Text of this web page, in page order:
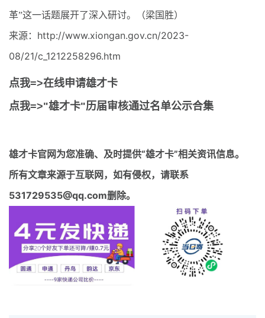
革”这一话题展开了深入研讨。（梁国胜）
来源：http://www.xiongan.gov.cn/2023-
08/21/c_1212258296.htm
点我=>在线申请雄才卡
点我=>"雄才卡"历届审核通过名单公示合集
雄才卡官网为您准确、及时提供“雄才卡”相关资讯信息。
所有文章来源于互联网，如有侵权，请联系
531729535@qq.com删除。